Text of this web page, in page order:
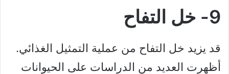
9- خل التفاح
قد يزيد خل التفاح من عملية التمثيل الغذائي.
أظهرت العديد من الدراسات على الحيوانات